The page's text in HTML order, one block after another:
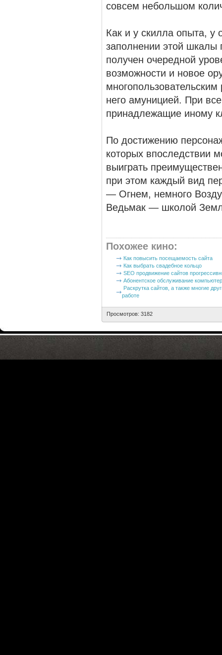
совсем небольшом
Как и у скилла опыта, у
заполнении этой шкалы
получен очередной
возможности и новое
него амуницией. При
принадлежащие иному
По достижению
которых впоследствии
выиграть
при этом каждый вид
— Огнем, немного
Ведьмак — школой
Похожее кино:
Как повысить посещаемость сайта
Как выбрать свадебное кольцо
SEO продвижение сайтов
Абонентское обслуживание
Раскрутка сайтов, а также многие
работе
Просмотров: 3182